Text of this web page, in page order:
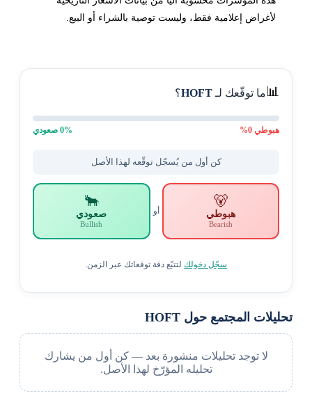
لأغراض إعلامية فقط، وليست توصية بالشراء أو البيع.
📊ما توقّعك لـHOFT؟
هبوطي0
%
0% صعودي
كن أول من يُسجّل توقّعه لهذا الأصل
🐻
هبوطي
Bearish
أو
🐂
صعودي
Bullish
سجّل دخولكلتتبّع دقة توقعاتك عبر الزمن.
تحليلات المجتمع حول HOFT
لا توجد تحليلات منشورة بعد — كن أول من يشارك
تحليله المؤرّخ لهذا الأصل.